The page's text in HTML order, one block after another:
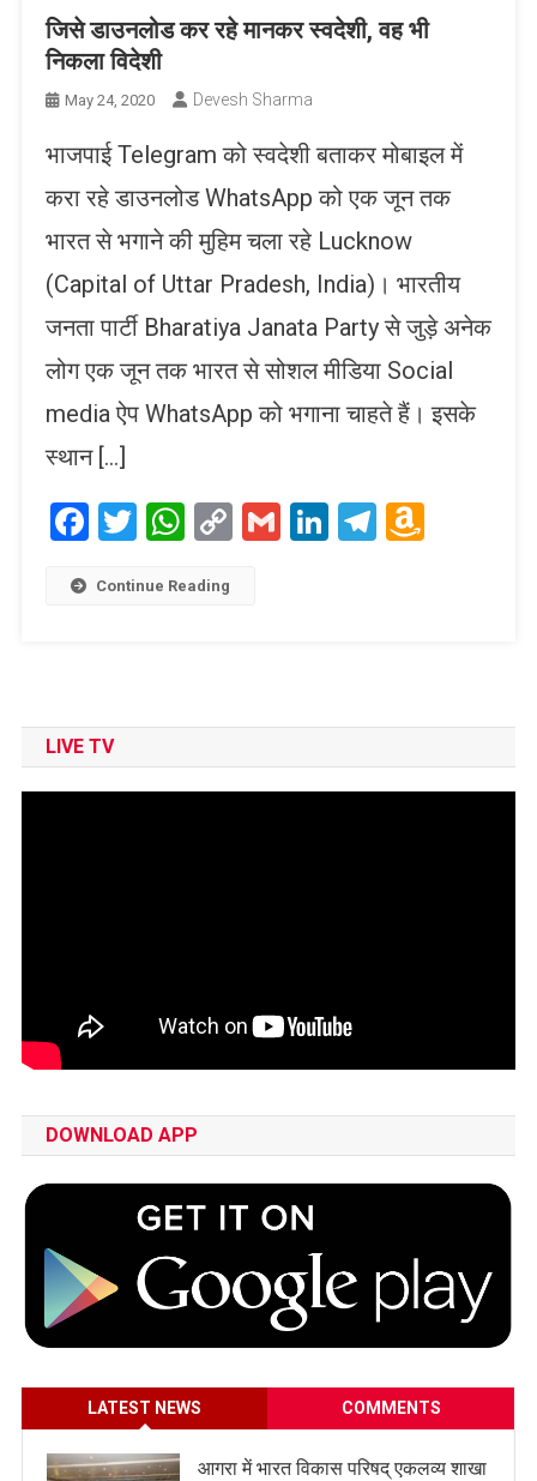
जिसे डाउनलोड कर रहे मानकर स्वदेशी, वह भी
निकला विदेशी
May 24, 2020 Devesh Sharma
भाजपाई Telegram को स्वदेशी बताकर मोबाइल में
करा रहे डाउनलोड WhatsApp को एक जून तक
भारत से भगाने की मुहिम चला रहे Lucknow
(Capital of Uttar Pradesh, India)। भारतीय
जनता पार्टी Bharatiya Janata Party से जुड़े अनेक
लोग एक जून तक भारत से सोशल मीडिया Social
media ऐप WhatsApp को भगाना चाहते हैं। इसके
स्थान […]
Facebook
Twitter
WhatsApp
CopyGmailLinkedIn
Telegram
Continue Reading
LIVE TV
DOWNLOAD APP
LATEST NEWS COMMENTS
आगरा में भारत विकास परिषद् एकलव्य शाखा